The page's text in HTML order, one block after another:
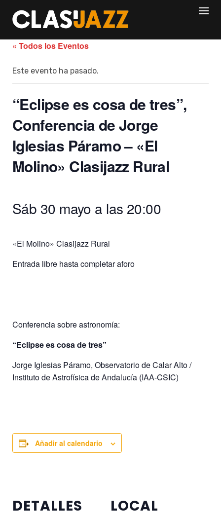
content
« Todos los Eventos
Este evento ha pasado.
“Eclipse es cosa de tres”,
Conferencia de Jorge
Iglesias Páramo – «El
Molino» Clasijazz Rural
Sáb 30 mayo a las 20:00
«El Molino» Clasijazz Rural
Entrada libre hasta completar aforo
Conferencia sobre astronomía:
“Eclipse es cosade tres”
Jorge Iglesias Páramo, Observatorio de Calar Alto /
Instituto de Astrofísica de Andalucía (IAA-CSIC)
Añadir al calendario
DETALLES LOCAL